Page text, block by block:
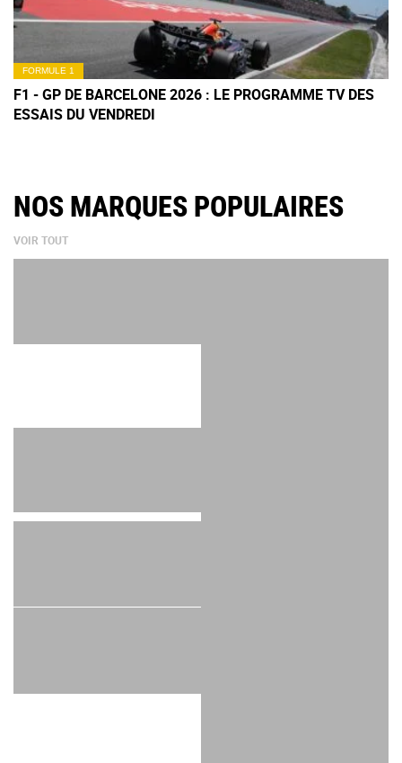
FORMULE 1
F1 - GP DE BARCELONE 2026 : LE PROGRAMME TV DES
ESSAIS DU VENDREDI
NOS MARQUES POPULAIRES
VOIR TOUT